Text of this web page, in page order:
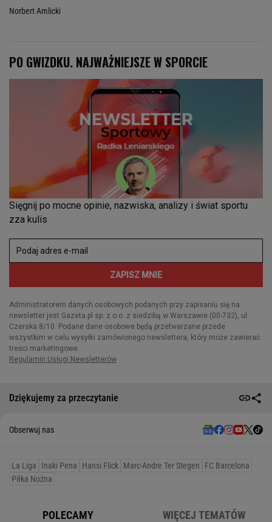
Norbert Amlicki
Dziękujemy za przeczytanie
Obserwuj nas
La Liga Inaki Pena Hansi Flick Marc-Andre Ter Stegen
FC Barcelona
Piłka Nożna
POLECAMY WIĘCEJ TEMATÓW